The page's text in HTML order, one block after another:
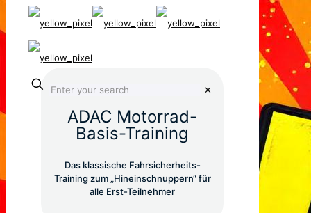
✕
ADAC Motorrad-
Basis-Training
Das klassische Fahrsicherheits-
Training zum „Hineinschnuppern“ für
alle Erst-Teilnehmer